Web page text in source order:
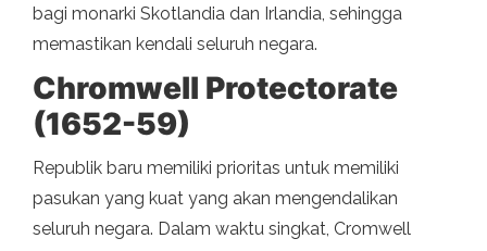
bagi monarki Skotlandia dan Irlandia, sehingga
memastikan kendali seluruh negara.
Chromwell Protectorate
(1652-59)
Republik baru memiliki prioritas untuk memiliki
pasukan yang kuat yang akan mengendalikan
seluruh negara. Dalam waktu singkat, Cromwell